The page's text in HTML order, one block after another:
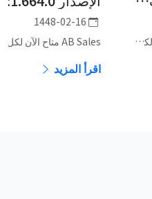
تستبدل AB Sales رسائل البريد الإلكتروني الصادرة أحادية الإرسال بحملات حقيقية — تسلسلات قوالب مرتبة ومُصفّاة ومتعددة الخطوات.
اقرأ المزيد